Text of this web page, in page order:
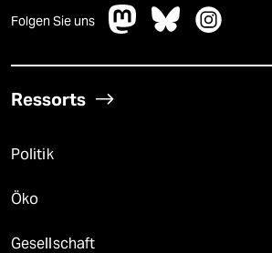
Folgen Sie uns
Ressorts
Politik
Öko
Gesellschaft